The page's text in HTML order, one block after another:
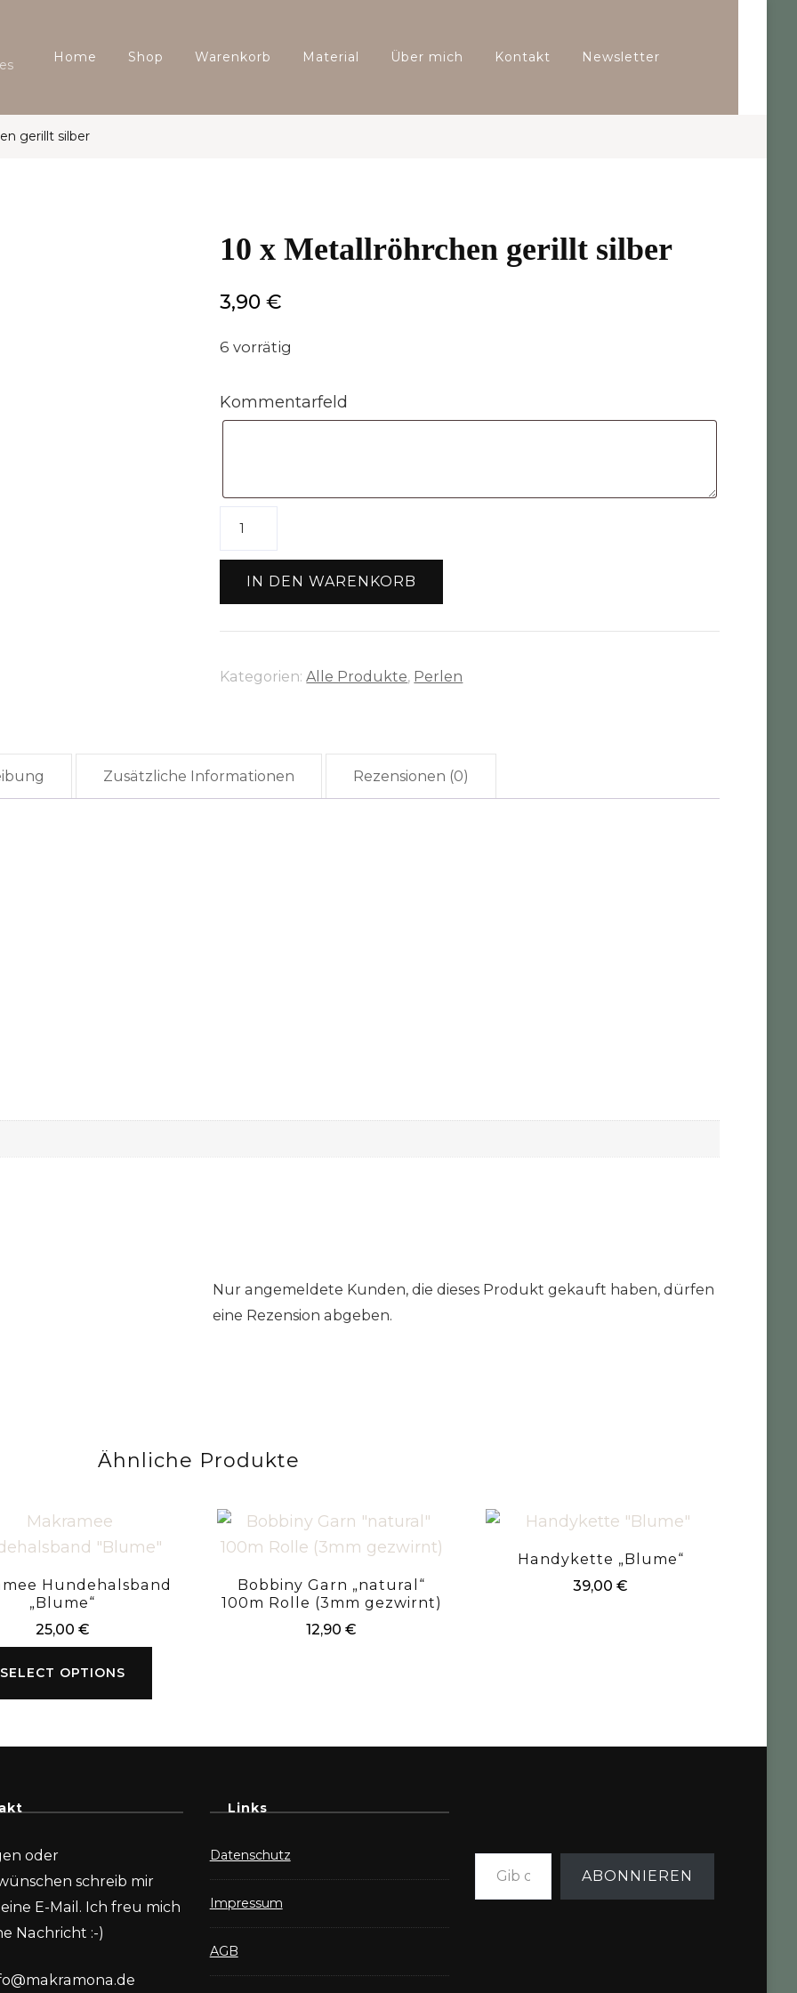
Home Shop Warenkorb Material Über mich Kontakt Newsletter
gerillt silber
10 x Metallröhrchen gerillt silber
3,90€
6 vorrätig
Kommentarfeld
IN DEN WARENKORB
Kategorien:Alle Produkte, Perlen
Zusätzliche Informationen Rezensionen (0)
Nur angemeldete Kunden, die dieses Produkt gekauft haben, dürfen
eine Rezension abgeben.
Ähnliche Produkte
Hundehalsband
„Blume“
25,00 €
SELECT OPTIONS
Bobbiny Garn „natural“
100m Rolle (3mm gezwirnt)
12,90€
Handykette „Blume“
39,00€
oder
schreib mir
E-Mail. Ich freu mich
Nachricht :-)
Links
Datenschutz
Impressum
AGB
Gib deine E-Mail-Adresse ein ...
ABONNIEREN